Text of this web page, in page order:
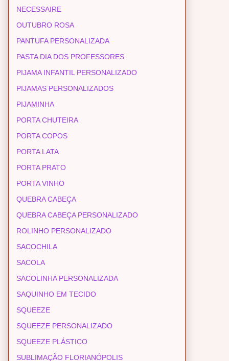
NECESSAIRE
OUTUBRO ROSA
PANTUFA PERSONALIZADA
PASTA DIA DOS PROFESSORES
PIJAMA INFANTIL PERSONALIZADO
PIJAMAS PERSONALIZADOS
PIJAMINHA
PORTA CHUTEIRA
PORTA COPOS
PORTA LATA
PORTA PRATO
PORTA VINHO
QUEBRA CABEÇA
QUEBRA CABEÇA PERSONALIZADO
ROLINHO PERSONALIZADO
SACOCHILA
SACOLA
SACOLINHA PERSONALIZADA
SAQUINHO EM TECIDO
SQUEEZE
SQUEEZE PERSONALIZADO
SQUEEZE PLÁSTICO
SUBLIMAÇÃO FLORIANÓPOLIS